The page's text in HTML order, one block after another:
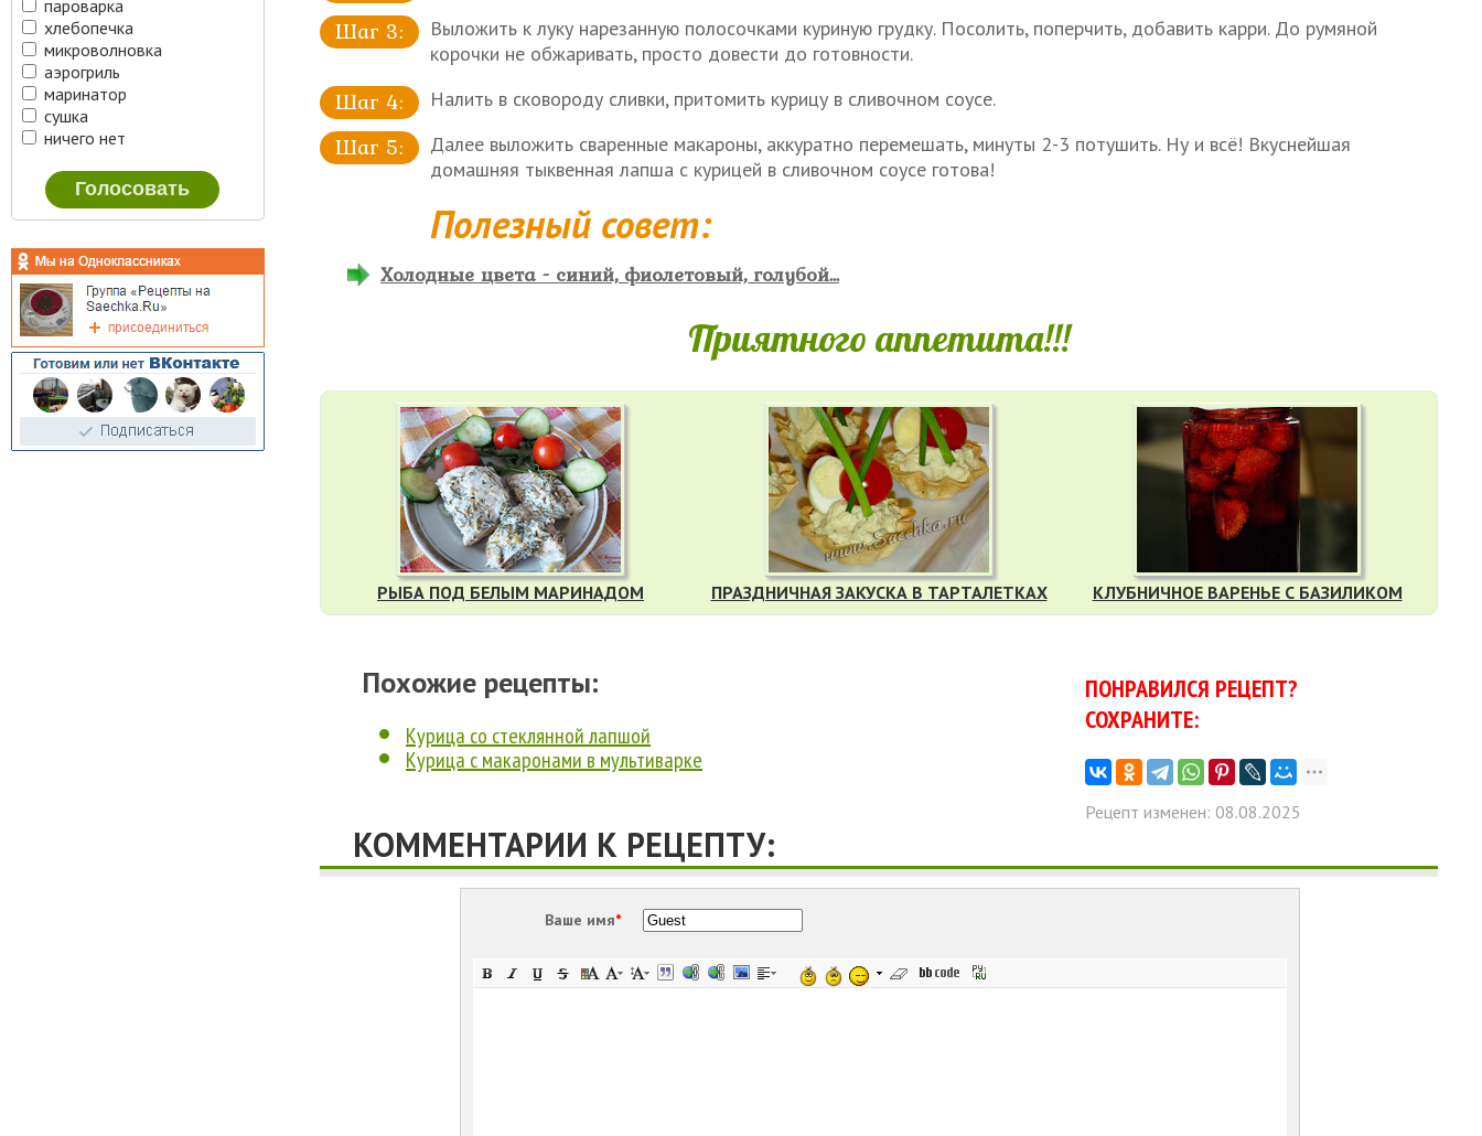
пароварка
хлебопечка
микроволновка
аэрогриль
маринатор
сушка
ничего нет
Выложить к луку нарезанную полосочками куриную грудку. Посолить, поперчить, добавить карри. До румяной
корочки не обжаривать, просто довести до готовности.
Налить в сковороду сливки, притомить курицу в сливочном соусе.
Далее выложить сваренные макароны, аккуратно перемешать, минуты 2-3 потушить. Ну и всё! Вкуснейшая
домашняя тыквенная лапша с курицей в сливочном соусе готова!
Полезный совет:
Холодные цвета - синий, фиолетовый, голубой...
Приятного аппетита!!!
РЫБА ПОД БЕЛЫМ МАРИНАДОМ ПРАЗДНИЧНАЯ ЗАКУСКА В ТАРТАЛЕТКАХ КЛУБНИЧНОЕ ВАРЕНЬЕ С БАЗИЛИКОМ
Похожие рецепты:
Курица со стеклянной лапшой
Курица с макаронами в мультиварке
ПОНРАВИЛСЯ РЕЦЕПТ?
СОХРАНИТЕ:
Рецепт изменен: 08.08.2025
КОММЕНТАРИИ К РЕЦЕПТУ:
Ваше имя*